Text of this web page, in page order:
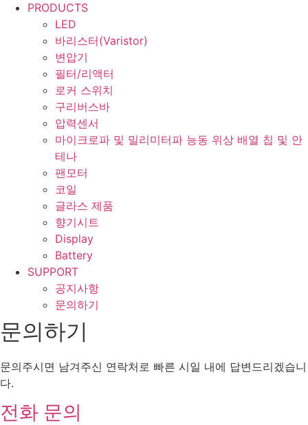
PRODUCTS
LED
바리스터(Varistor)
변압기
필터/리액터
로커 스위치
구리버스바
압력센서
마이크로파 및 밀리미터파 능동 위상 배열 칩 및 안
테나
팬모터
코일
글라스 제품
향기시트
Display
Battery
SUPPORT
공지사항
문의하기
문의하기
문의주시면 남겨주신 연락처로 빠른 시일 내에 답변드리겠습니
다.
전화 문의